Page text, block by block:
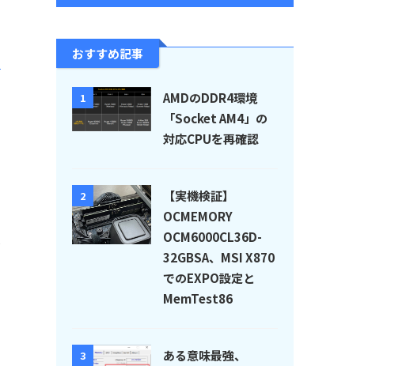
おすすめ記事
1
AMDのDDR4環境
「Socket AM4」の
対応CPUを再確認
2
【実機検証】
OCMEMORY
OCM6000CL36D-
32GBSA、MSI X870
でのEXPO設定と
MemTest86
3
ある意味最強、